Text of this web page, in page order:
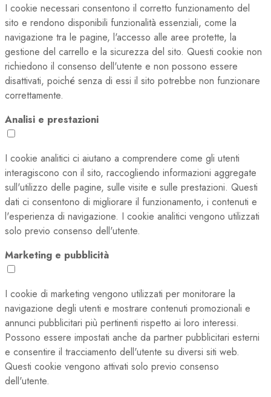
I cookie necessari consentono il corretto funzionamento del
sito e rendono disponibili funzionalità essenziali, come la
navigazione tra le pagine, l'accesso alle aree protette, la
gestione del carrello e la sicurezza del sito. Questi cookie non
richiedono il consenso dell'utente e non possono essere
disattivati, poiché senza di essi il sito potrebbe non funzionare
correttamente.
Analisi e prestazioni
I cookie analitici ci aiutano a comprendere come gli utenti
interagiscono con il sito, raccogliendo informazioni aggregate
sull'utilizzo delle pagine, sulle visite e sulle prestazioni. Questi
dati ci consentono di migliorare il funzionamento, i contenuti e
l'esperienza di navigazione. I cookie analitici vengono utilizzati
solo previo consenso dell'utente.
Marketing e pubblicità
I cookie di marketing vengono utilizzati per monitorare la
navigazione degli utenti e mostrare contenuti promozionali e
annunci pubblicitari più pertinenti rispetto ai loro interessi.
Possono essere impostati anche da partner pubblicitari esterni
e consentire il tracciamento dell'utente su diversi siti web.
Questi cookie vengono attivati solo previo consenso
dell'utente.